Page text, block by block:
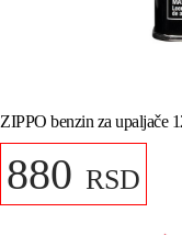
ZIPPO benzin za upaljače
880 RSD